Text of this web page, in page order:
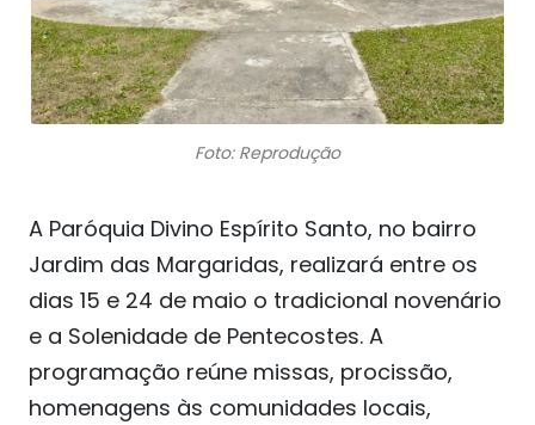
Foto: Reprodução
A Paróquia Divino Espírito Santo, no bairro
Jardim das Margaridas, realizará entre os
dias 15 e 24 de maio o tradicional novenário
e a Solenidade de Pentecostes. A
programação reúne missas, procissão,
homenagens às comunidades locais,